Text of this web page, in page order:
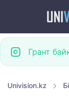
Грант
Univision.kz